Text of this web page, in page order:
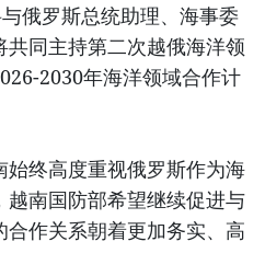
俄罗斯总统助理、海事委
共同主持第二次越俄海洋领
2030年海洋领域合作计
终高度重视俄罗斯作为海
南国防部希望继续促进与
作关系朝着更加务实、高